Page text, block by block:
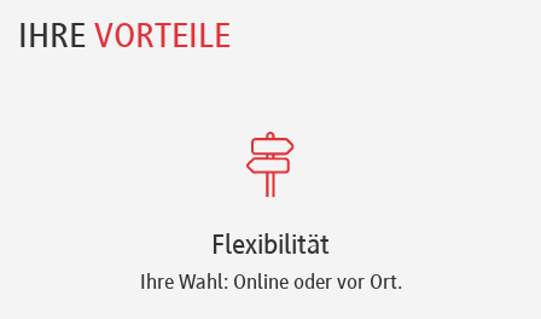
Preisvorteile
IHRE VORTEILE
Flexibilität
Ihre Wahl: Online oder vor Ort.